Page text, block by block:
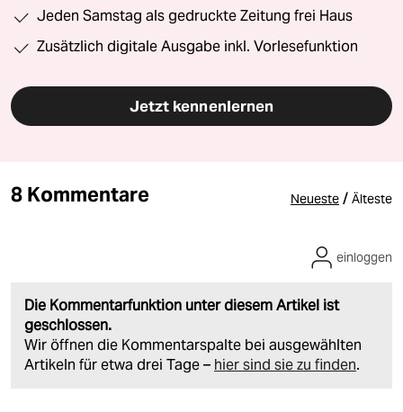
Jeden Samstag als gedruckte Zeitung frei Haus
Zusätzlich digitale Ausgabe inkl. Vorlesefunktion
Jetzt kennenlernen
8 Kommentare Neueste / Älteste
Die Kommentarfunktion unter diesem Artikel ist
geschlossen.
Wir öffnen die Kommentarspalte bei ausgewählten
Artikeln für etwa drei Tage – hier sind sie zu finden.
einloggen